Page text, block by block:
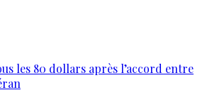
les 80 dollars après l’accord entre